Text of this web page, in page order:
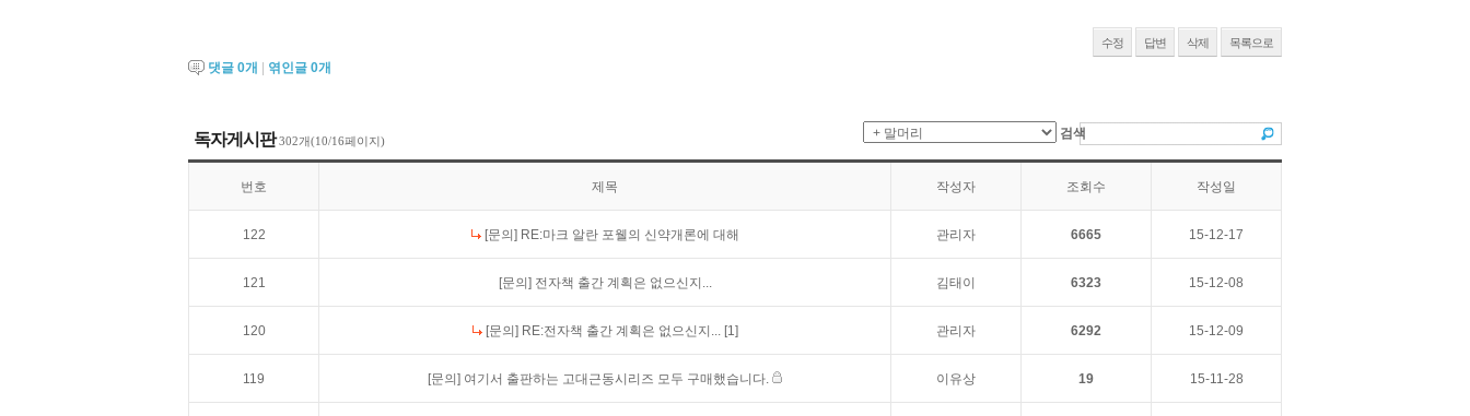
수정 답변 삭제 목록으로
댓글 0개 엮인글 0개
독자게시판302개(10/16페이지)
검색
번호 제목 작성자 조회수 작성일
122 [문의] RE:마크 알란 포웰의 신약개론에 대해 관리자 6665 15-12-17
121 [문의] 전자책 출간 계획은 없으신지... 김태이 6323 15-12-08
120 [문의] RE:전자책 출간 계획은 없으신지... [1] 관리자 6292 15-12-09
119 [문의] 여기서 출판하는 고대근동시리즈 모두 구매했습니다. 이유상 19 15-11-28